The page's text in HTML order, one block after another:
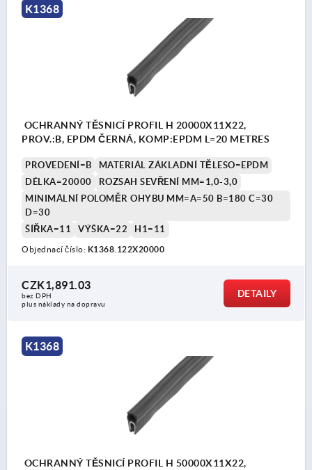
K1368
OCHRANNÝ TĚSNICÍ PROFIL H 20000X11X22,
PROV.:B, EPDM ČERNÁ, KOMP:EPDM L=20 METRES
PROVEDENÍ=B
MATERIÁL ZÁKLADNÍ TĚLESO=EPDM
DÉLKA=20000
ROZSAH SEVŘENÍ MM=1,0-3,0
MINIMÁLNÍ POLOMĚR OHYBU MM=A=50 B=180 C=30
D=30
ŠÍŘKA=11
VÝŠKA=22 H1=11
Objednací číslo: K1368.122X20000
CZK1,891.03
bez DPH
plus náklady na dopravu
DETAILY
K1368
OCHRANNÝ TĚSNICÍ PROFIL H 50000X11X22,